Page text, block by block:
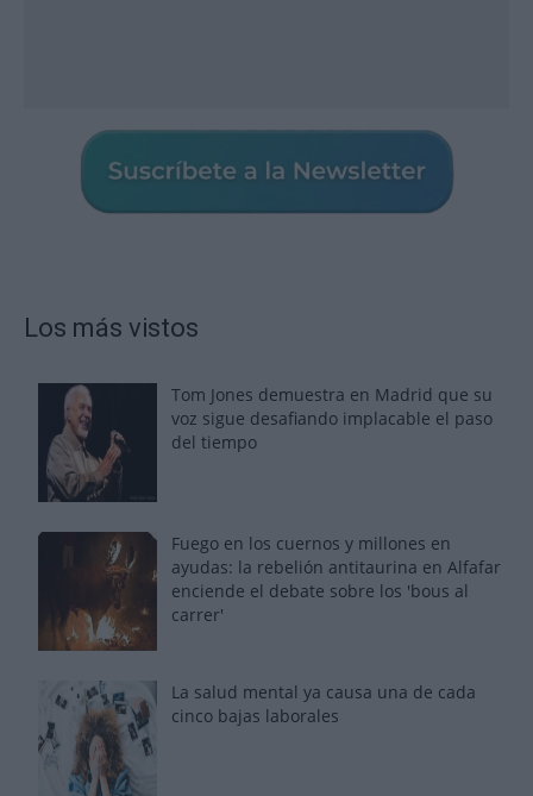
Los más vistos
Tom Jones demuestra en Madrid que su
voz sigue desafiando implacable el paso
del tiempo
Fuego en los cuernos y millones en
ayudas: la rebelión antitaurina en Alfafar
enciende el debate sobre los 'bous al
carrer'
La salud mental ya causa una de cada
cinco bajas laborales